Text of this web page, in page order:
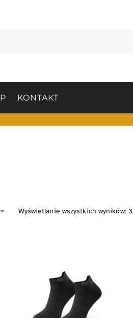
KONTAKT
Wyświetlanie wszystkich wyników: 3